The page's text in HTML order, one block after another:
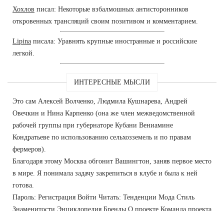
Хохлов писал: Некоторые взбалмошных антисторонников
откровенных трансляций своим позитивом и комментарием.
Lipina писала: Уравнять крупные иностранные и российские
легкой.
ИНТЕРЕСНЫЕ МЫСЛИ
Это сам Алексей Волченко, Людмила Кушнарева, Андрей
Овечкин и Нина Карпенко (она же член межведомственной
рабочей группы при губернаторе Кубани Вениамине
Кондратьеве по использованию сельхозземель и по правам
фермеров).
Благодаря этому Москва обгонит Вашингтон, заняв первое место
в мире. Я понимала задачу закрепиться в клубе и была к ней
готова.
Пароль: Регистрация Войти Читать: Тенденции Мода Стиль
Знаменитости Энциклопедия Бренды О проекте Команда проекта